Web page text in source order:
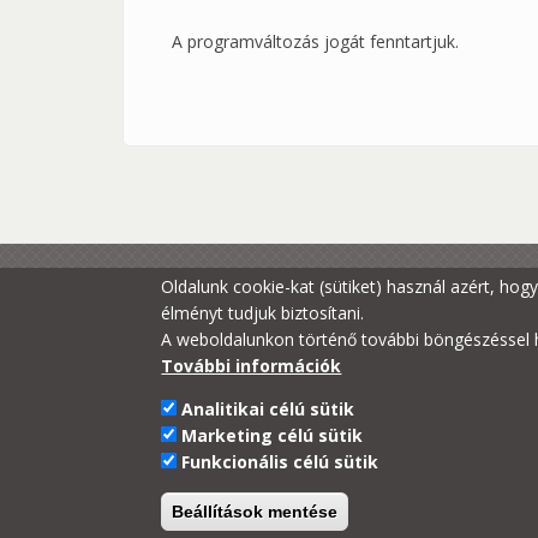
A programváltozás jogát fenntartjuk.
Oldalunk cookie-kat (sütiket) használ azért,
élményt tudjuk biztosítani.
A weboldalunkon történő további
További információk
Analitikai célú sütik
Marketing célú sütik
Funkcionális célú sütik
Beállítások mentése